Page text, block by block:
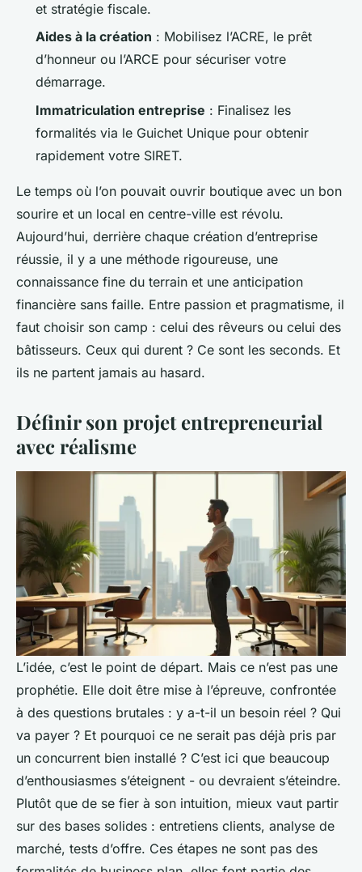
et stratégie fiscale.
Aides à la création : Mobilisez l’ACRE, le prêt
d’honneur ou l’ARCE pour sécuriser votre
démarrage.
Immatriculation entreprise : Finalisez les
formalités via le Guichet Unique pour obtenir
rapidement votre SIRET.
Le temps où l’on pouvait ouvrir boutique avec un bon
sourire et un local en centre-ville est révolu.
Aujourd’hui, derrière chaque création d’entreprise
réussie, il y a une méthode rigoureuse, une
connaissance fine du terrain et une anticipation
financière sans faille. Entre passion et pragmatisme, il
faut choisir son camp : celui des rêveurs ou celui des
bâtisseurs. Ceux qui durent ? Ce sont les seconds. Et
ils ne partent jamais au hasard.
Définir son projet entrepreneurial
avec réalisme
L’idée, c’est le point de départ. Mais ce n’est pas une
prophétie. Elle doit être mise à l’épreuve, confrontée
à des questions brutales : y a-t-il un besoin réel ? Qui
va payer ? Et pourquoi ce ne serait pas déjà pris par
un concurrent bien installé ? C’est ici que beaucoup
d’enthousiasmes s’éteignent - ou devraient s’éteindre.
Plutôt que de se fier à son intuition, mieux vaut partir
sur des bases solides : entretiens clients, analyse de
marché, tests d’offre. Ces étapes ne sont pas des